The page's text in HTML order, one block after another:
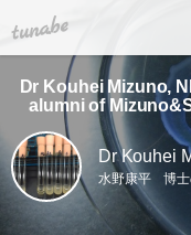
tuna.be
Dr Kouhei Mizuno,
alumni of
Dr Kouhei